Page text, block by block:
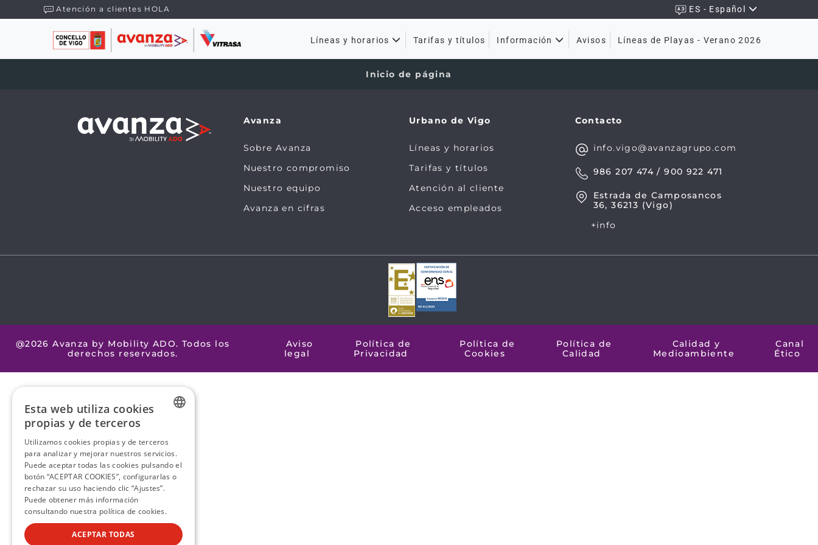
Atención a clientes HOLA ES - Español
Líneas y horarios Tarifas y títulos Información Avisos Líneas de Playas - Verano 2026
Inicio de página
Avanza
Sobre Avanza
Nuestro compromiso
Nuestro equipo
Avanza en cifras
Urbano de Vigo
Líneas y horarios
Tarifas y títulos
Atención al cliente
Acceso empleados
Contacto
info.vigo@avanzagrupo.com
986 207 474 / 900 922 471
Estrada de Camposancos
36, 36213 (Vigo)
+info
@2026 Avanza by Mobility ADO. Todos los
derechos reservados.
Aviso
legal
Política de
Privacidad
Política de
Cookies
Política de
Calidad
Calidad y
Medioambiente
Canal
Ético
SPANISH
Esta web utiliza cookies
propias y de terceros
Utilizamos cookies propias y de terceros
para analizar y mejorar nuestros servicios.
Puede aceptar todas las cookies pulsando el
botón “ACEPTAR COOKIES”, configurarlas o
rechazar su uso haciendo clic “Ajustes”.
Puede obtener más información
consultando nuestra política de cookies.
ACEPTAR TODAS